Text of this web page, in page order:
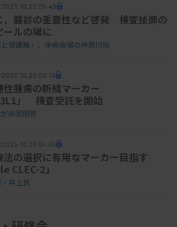
2025.10.29 05:45
、健診の重要性など啓発 検査技師の
ールの場に
健康展」、中央会場の神奈川県
2025.10.29 06:15
性腫瘍の新規マーカー
」 検査受託を開始
共同開発
2025.10.29 04:45
法の選択に有用なマーカー目指す
CLEC-2」
井上氏